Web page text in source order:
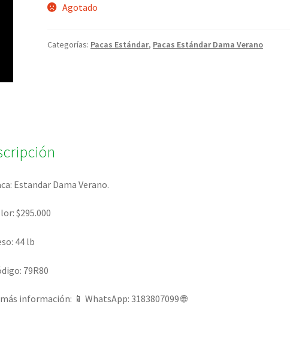
Agotado
Categorías: Pacas Estándar, Pacas Estándar Dama Verano
Estandar Dama Verano.
$295.000
44 lb
79R80
información: 📱 WhatsApp: 3183807099 🌐